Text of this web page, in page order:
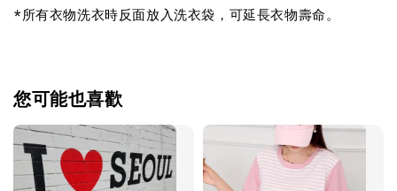
*所有衣物洗衣時反面放入洗衣袋，可延長衣物壽命。
您可能也喜歡